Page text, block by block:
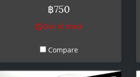
5แกลลอน ให้อุปกรณ์ที่ต้องการฆ่าเชื้อ
สัมผัสน้ำยาประมาณ 1-2 นาที หลัง
ล้างน้ำเปล่าซ้ำอีกรอบ
฿750
Out of stock
Compare